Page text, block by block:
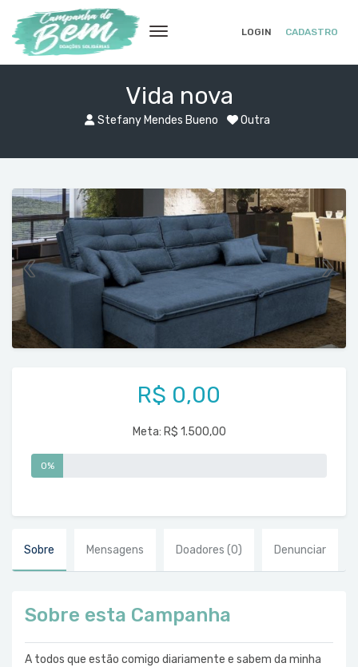
LOGIN CADASTRO
Vida nova
Stefany Mendes Bueno Outra
R$ 0,00
Meta: R$ 1.500,00
0%
Sobre Mensagens Doadores (0) Denunciar
Sobre esta Campanha
A todos que estão comigo diariamente e sabem da minha